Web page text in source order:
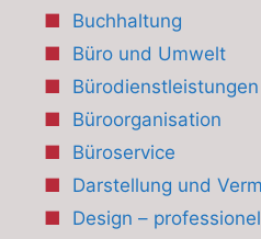
Buchhaltung
Büro und Umwelt
Büroorganisation
Büroservice
Darstellung und
Design –